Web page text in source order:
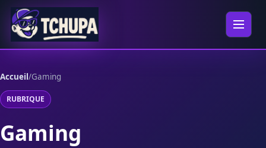
Aller au contenu
Ouvrir
Accueil/Gaming
RUBRIQUE
Gaming